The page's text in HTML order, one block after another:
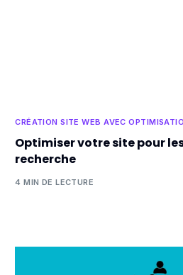
CRÉATION SITE WEB AVEC
Optimiser votre site pour
recherche
4 MIN DE LECTURE